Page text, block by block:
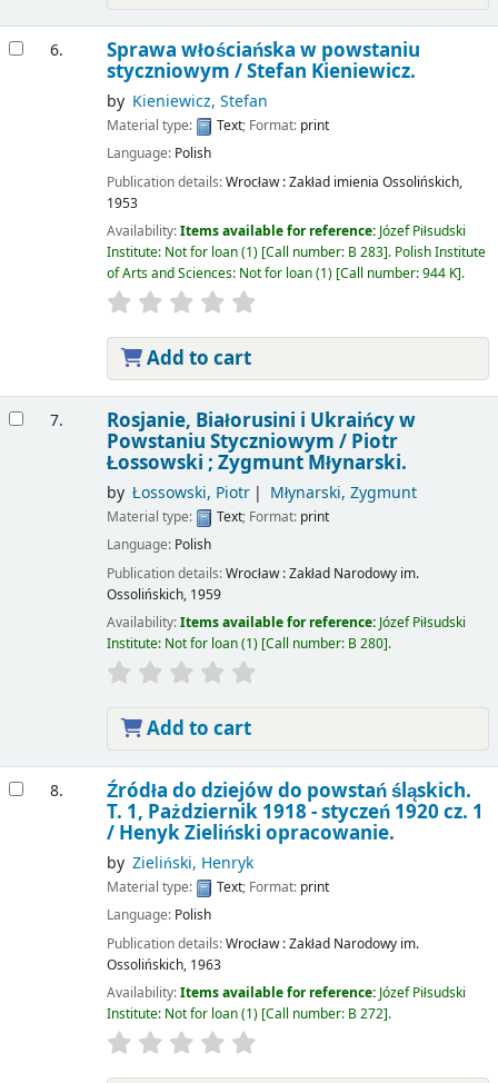
6. Sprawa włościańska w powstaniu
styczniowym /Stefan Kieniewicz.
by Kieniewicz, Stefan
Material type: Text; Format: print
Language: Polish
Publication details:Wrocław :Zakład imienia Ossolińskich,
1953
Availability:Items available for reference: Józef Piłsudski
Institute: Not for loan(1) Call number: B 283 . Polish Institute
of Arts and Sciences: Not for loan(1) Call number:944 K .
Add to cart
7. Rosjanie, Białorusini i Ukraińcy w
Powstaniu Styczniowym / Piotr
Łossowski ; Zygmunt Młynarski.
by Łossowski, Piotr Młynarski, Zygmunt
Material type: Text; Format: print
Language: Polish
Publication details:Wrocław :Zakład Narodowy im.
Ossolińskich, 1959
Availability:Items available for reference: Józef Piłsudski
Institute: Not for loan(1) Call number: B 280 .
Add to cart
8. Źródła do dziejów do powstań śląskich.
T. 1, Pażdziernik 1918 - styczeń 1920 cz. 1
/ Henyk Zieliński opracowanie.
by Zieliński, Henryk
Material type: Text; Format: print
Language: Polish
Publication details:Wrocław :Zakład Narodowy im.
Ossolińskich, 1963
Availability:Items available for reference: Józef Piłsudski
Institute: Not for loan(1) Call number: B 272 .